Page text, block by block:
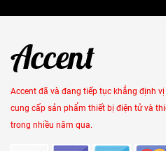
Accent đã và đang tiếp tục khẳng định
cung cấp sản phẩm thiết bị điện tử và
trong nhiều năm qua.